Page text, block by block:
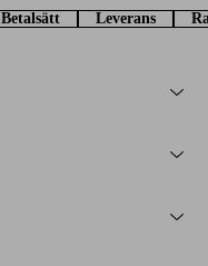
Betalsätt Leverans